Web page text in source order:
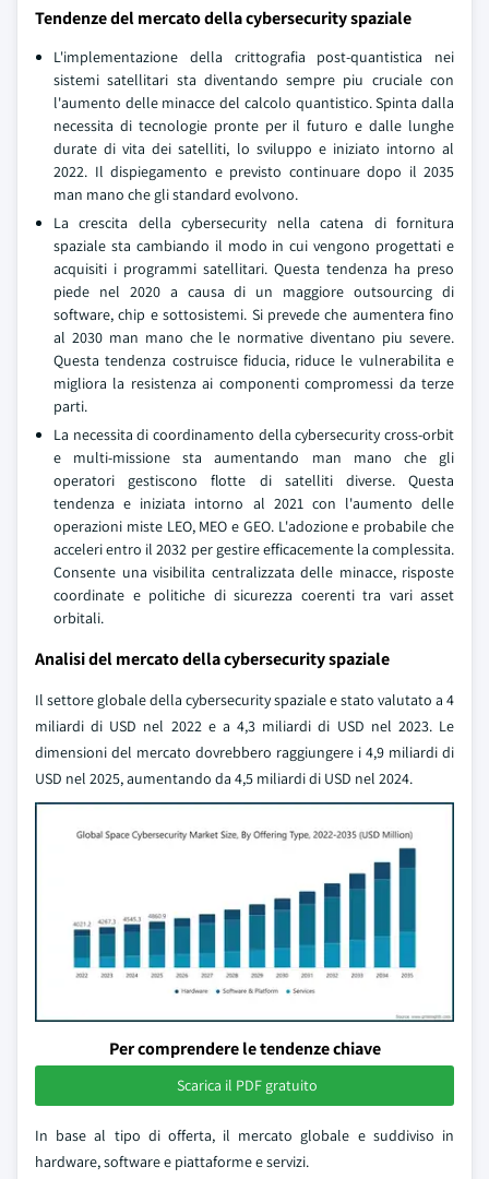
Tendenze del mercato della cybersecurity spaziale
L'implementazione della crittografia post-quantistica nei
sistemi satellitari sta diventando sempre piu cruciale con
l'aumento delle minacce del calcolo quantistico. Spinta dalla
necessita di tecnologie pronte per il futuro e dalle lunghe
durate di vita dei satelliti, lo sviluppo e iniziato intorno al
2022. Il dispiegamento e previsto continuare dopo il 2035
man mano che gli standard evolvono.
La crescita della cybersecurity nella catena di fornitura
spaziale sta cambiando il modo in cui vengono progettati e
acquisiti i programmi satellitari. Questa tendenza ha preso
piede nel 2020 a causa di un maggiore outsourcing di
software, chip e sottosistemi. Si prevede che aumentera fino
al 2030 man mano che le normative diventano piu severe.
Questa tendenza costruisce fiducia, riduce le vulnerabilita e
migliora la resistenza ai componenti compromessi da terze
parti.
La necessita di coordinamento della cybersecurity cross-orbit
e multi-missione sta aumentando man mano che gli
operatori gestiscono flotte di satelliti diverse. Questa
tendenza e iniziata intorno al 2021 con l'aumento delle
operazioni miste LEO, MEO e GEO. L'adozione e probabile che
acceleri entro il 2032 per gestire efficacemente la complessita.
Consente una visibilita centralizzata delle minacce, risposte
coordinate e politiche di sicurezza coerenti tra vari asset
orbitali.
Analisi del mercato della cybersecurity spaziale
Il settore globale della cybersecurity spaziale e stato valutato a 4
miliardi di USD nel 2022 e a 4,3 miliardi di USD nel 2023. Le
dimensioni del mercato dovrebbero raggiungere i 4,9 miliardi di
USD nel 2025, aumentando da 4,5 miliardi di USD nel 2024.
Per comprendere le tendenze chiave
Scarica il PDF gratuito
In base al tipo di offerta, il mercato globale e suddiviso in
hardware, software e piattaforme e servizi.